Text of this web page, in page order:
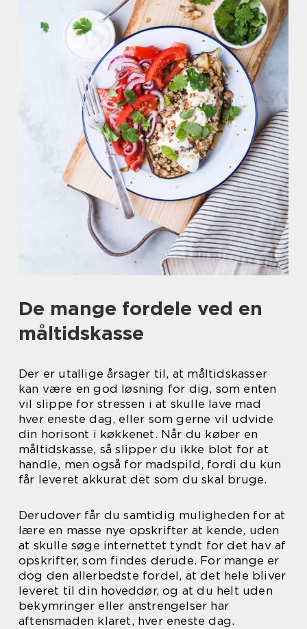
De mange fordele ved en
måltidskasse
Der er utallige årsager til, at måltidskasser
kan være en god løsning for dig, som enten
vil slippe for stressen i at skulle lave mad
hver eneste dag, eller som gerne vil udvide
din horisont i køkkenet. Når du køber en
måltidskasse, så slipper du ikke blot for at
handle, men også for madspild, fordi du kun
får leveret akkurat det som du skal bruge.
Derudover får du samtidig muligheden for at
lære en masse nye opskrifter at kende, uden
at skulle søge internettet tyndt for det hav af
opskrifter, som findes derude. For mange er
dog den allerbedste fordel, at det hele bliver
leveret til din hoveddør, og at du helt uden
bekymringer eller anstrengelser har
aftensmaden klaret, hver eneste dag.